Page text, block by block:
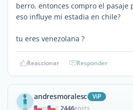
berro. entonces compro el pasaje
eso influye mi estadia en chile?
tu eres venezolana ?
Reaccionar Responder
andresmoralesc ViP
| 2446POSTS